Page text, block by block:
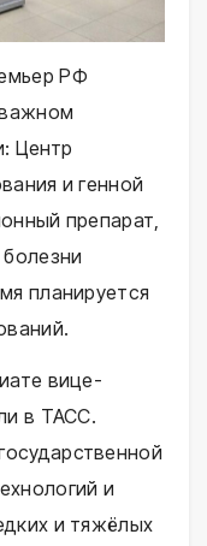
РФ
Центр
и генной
препарат,
планируется
вице-
в ТАСС.
и
и тяжёлых